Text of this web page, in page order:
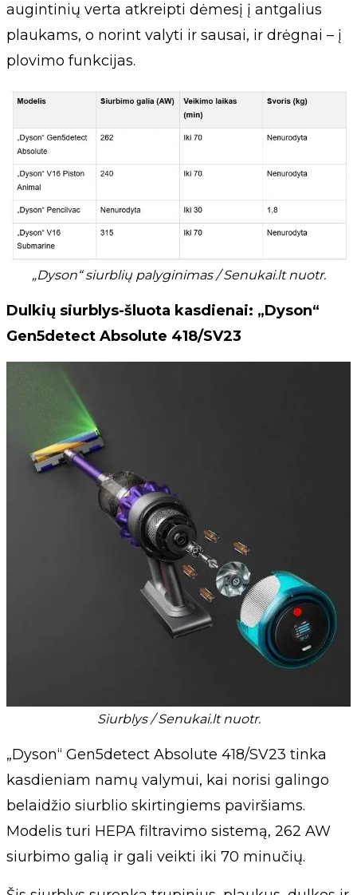
augintinių verta atkreipti dėmesį į antgalius
plaukams, o norint valyti ir sausai, ir drėgnai – į
plovimo funkcijas.
„Dyson“ siurblių palyginimas / Senukai.lt nuotr.
Dulkių siurblys-šluota kasdienai: „Dyson“
Gen5detect Absolute 418/SV23
Siurblys / Senukai.lt nuotr.
„Dyson“ Gen5detect Absolute 418/SV23 tinka
kasdieniam namų valymui, kai norisi galingo
belaidžio siurblio skirtingiems paviršiams.
Modelis turi HEPA filtravimo sistemą, 262 AW
siurbimo galią ir gali veikti iki 70 minučių.